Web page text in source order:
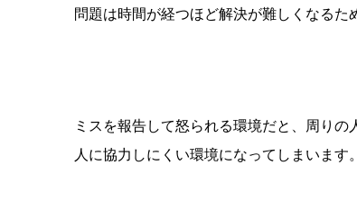
問題は時間が経つほど解決が難しくなるた
ミスを報告して怒られる環境だと、周り
人に協力しにくい環境になってしまいます。